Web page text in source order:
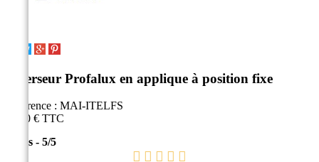
Inverseur Profalux en applique à position fixe
Référence : MAI-ITELFS
11,30 € TTC
avis - 5/5